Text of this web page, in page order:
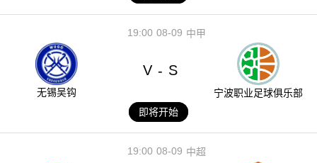
08-09
19:00 中甲
无锡吴钩
V - S
宁波职业足球俱乐部
即将开始
08-09
19:00 中超